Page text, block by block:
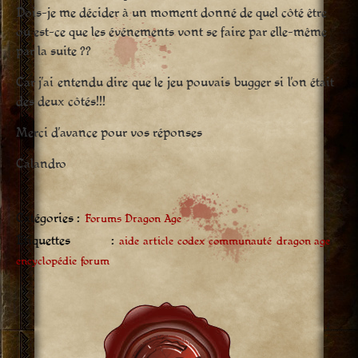
Dois-je me décider à un moment donné de quel côté être
ou est-ce que les événements vont se faire par elle-même
par la suite ??
Car j’ai entendu dire que le jeu pouvais bugger si l’on était
des deux côtés!!!
Merci d’avance pour vos réponses
Calandro
Catégories : Forums Dragon Age
Étiquettes : aide article codex communauté dragon age
encyclopédie forum